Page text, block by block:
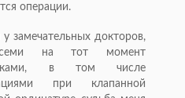
операции.
замечательных докторов,
на тот момент
в том числе
при клапанной